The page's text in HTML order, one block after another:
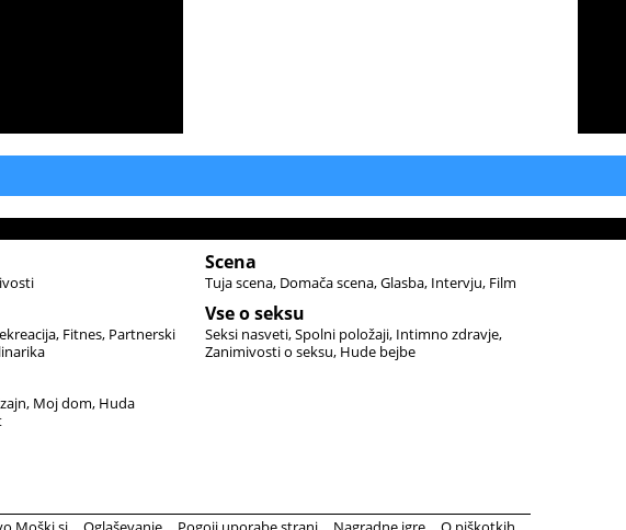
Fitnes Partnerski
Moj dom Huda
Scena
Tuja scena Domača scena Glasba Intervju Film
Vse o seksu
Seksi nasveti Spolni položaji Intimno zdravje
Zanimivosti o seksu Hude bejbe